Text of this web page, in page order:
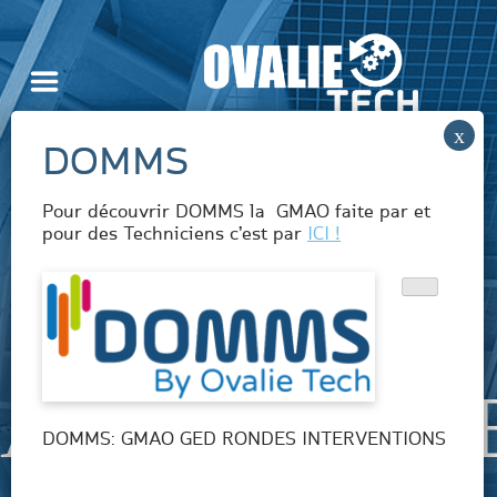
Skip
to
content
Pour découvrir DOMMS la GMAO faite par et
pour des Techniciens c’est par ICI !
DOMMS: GMAO GED RONDES INTERVENTIONS